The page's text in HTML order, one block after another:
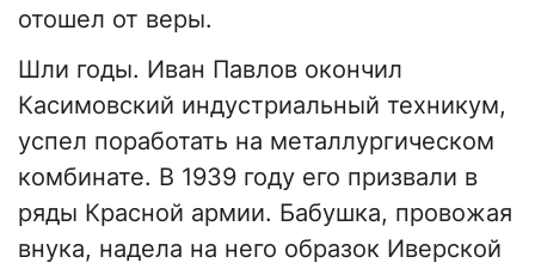
отошел от веры.
Шли годы. Иван Павлов окончил
Касимовский индустриальный техникум,
успел поработать на металлургическом
комбинате. В 1939 году его призвали в
ряды Красной армии. Бабушка, провожая
внука, надела на него образок Иверской